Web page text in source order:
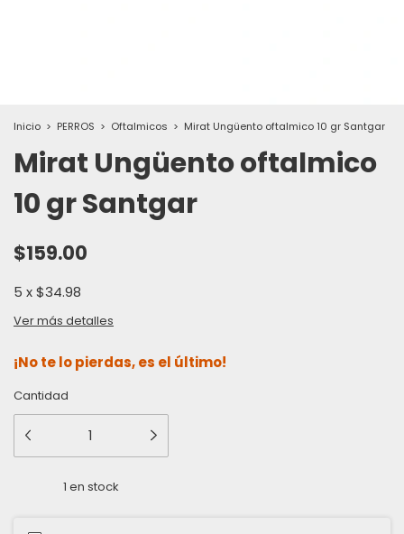
Inicio > PERROS > Oftalmicos > Mirat Ungüento oftalmico 10 gr Santgar
Mirat Ungüento oftalmico
10 gr Santgar
$159.00
5 x$34.98
Ver más detalles
¡No te lo pierdas, es el último!
Cantidad
1 en stock